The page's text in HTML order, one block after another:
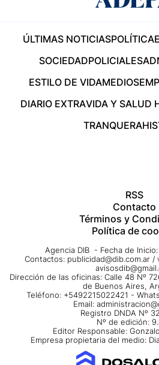
ÚLTIMAS NOTICIASPOLÍTICA
SOCIEDADPOLICIALES
ESTILO DE VIDAMEDIOS
DIARIO EXTRAVIDA Y SALUD
TRANQUERA
RSS
Contacto
Términos y
Política de
Agencia DIB - Fecha de
Contactos: publicidad@dib.com.ar /
Dirección de las oficinas: Calle 48 Nº
de Buenos Aires,
Teléfono: +5492215022421 -
Email:
Registro DNDA Nº
Nº de edición:
Editor Responsable:
Empresa propietaria del medio: